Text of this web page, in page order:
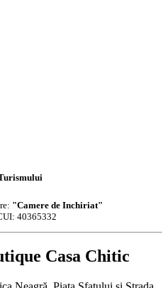
"Camere de Inchiriat"
40365332
Casa Chitic